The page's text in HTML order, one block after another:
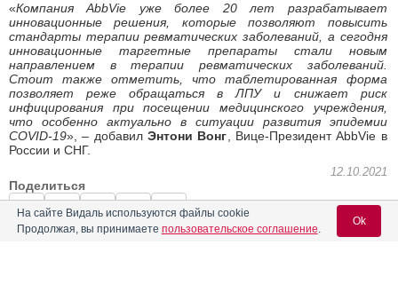
«Компания AbbVie уже более 20 лет разрабатывает
инновационные решения, которые позволяют повысить
стандарты терапии ревматических заболеваний, а сегодня
инновационные таргетные препараты стали новым
направлением в терапии ревматических заболеваний.
Стоит также отметить, что таблетированная форма
позволяет реже обращаться в ЛПУ и снижает риск
инфицирования при посещении медицинского учреждения,
что особенно актуально в ситуации развития эпидемии
COVID-19»,– добавилЭнтони Вонг , Вице-Президент AbbVie в
России и СНГ.
12.10.2021
Поделиться
На сайте Видаль используются файлы cookie
Продолжая, вы принимаете пользовательское соглашение.
Ok